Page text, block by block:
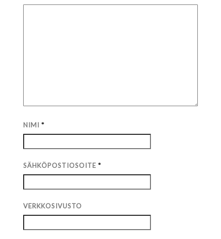
NIMI*
SÄHKÖPOSTIOSOITE*
VERKKOSIVUSTO